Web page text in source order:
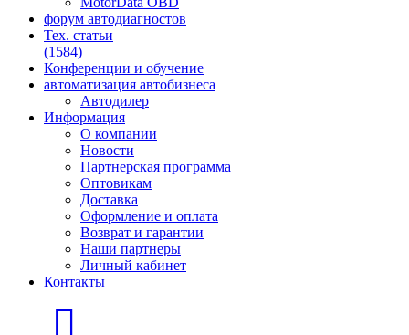
форум автодиагностов
Тех. статьи
(1584)
Конференции и обучение
автоматизация автобизнеса
Автодилер
Информация
О компании
Новости
Партнерская программа
Оптовикам
Доставка
Оформление и оплата
Возврат и гарантии
Наши партнеры
Личный кабинет
Контакты